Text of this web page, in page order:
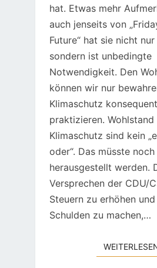
hat. Etwas mehr
auch jenseits von
Future“ hat sie nicht
sondern ist unbedingte
Notwendigkeit. Den
können wir nur
Klimaschutz konsequent
praktizieren. Wohlstand
Klimaschutz sind kein
oder“. Das müsste
herausgestellt werden.
Versprechen der CDU/
Steuern zu erhöhen
Schulden zu machen,…